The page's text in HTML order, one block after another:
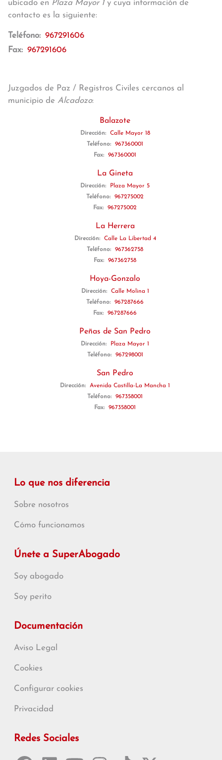
ubicado en Plaza Mayor 1y cuya información de
contacto es la siguiente:
Teléfono: 967291606
Fax: 967291606
Juzgados de Paz / Registros Civiles cercanos al
municipio de Alcadozo:
Balazote
Dirección:
Calle Mayor 18
Teléfono:
967360001
Fax:
967360001
La Gineta
Dirección:
Plaza Mayor 5
Teléfono:
967275002
Fax:
967275002
La Herrera
Dirección:
Calle La Libertad 4
Teléfono:
967362758
Fax:
967362758
Hoya-Gonzalo
Dirección:
Calle Molina 1
Teléfono:
967287666
Fax:
967287666
Peñas de San Pedro
Dirección:
Plaza Mayor 1
Teléfono:
967298001
San Pedro
Dirección:
Avenida Castilla-La Mancha 1
Teléfono:
967358001
Fax:
967358001
Lo que nos diferencia
Sobre nosotros
Cómo funcionamos
Únete a SuperAbogado
Soy abogado
Soy perito
Documentación
Aviso Legal
Cookies
Configurar cookies
Privacidad
Redes Sociales